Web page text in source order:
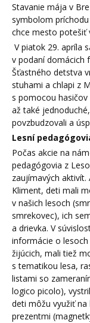
Stavanie mája v
symbolom
chce mesto potešiť
V piatok 29. apríla
v podaní domácich
Šťastného detstva
stuhami a chlapi z
s pomocou
až také
povzbudzovali a
Lesní
Počas akcie na
pedagógovia z
zaujímavých
Kliment, deti mali
v našich lesoch
smrekovec), ich
a drievka. V
informácie o lesoch
žijúcich, mali tiež
s tematikou lesa,
listami so
logico picolo),
deti môžu využiť na
prezentmi